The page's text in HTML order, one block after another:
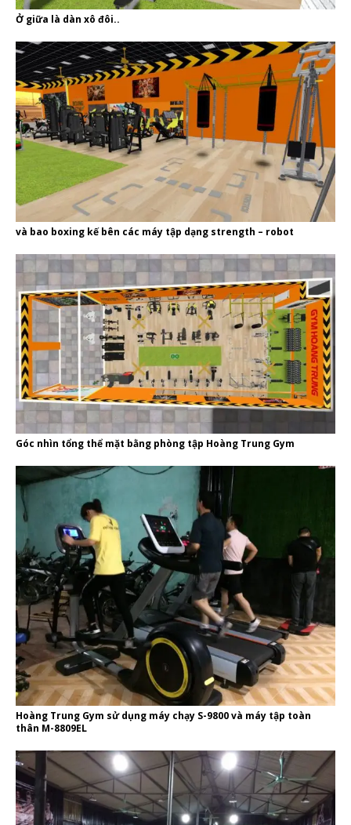
Ở giữa là dàn xô đôi..
và bao boxing kế bên các máy tập dạng strength – robot
Góc nhìn tổng thể mặt bằng phòng tập Hoàng Trung Gym
Hoàng Trung Gym sử dụng máy chạy S-9800 và máy tập toàn
thân M-8809EL